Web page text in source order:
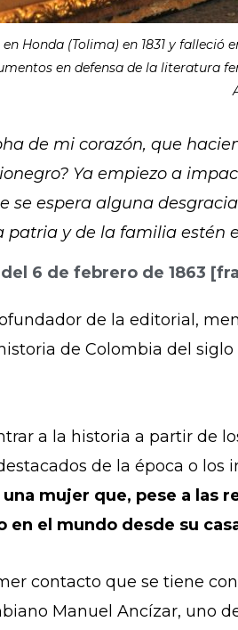
Honda (Tolima) en 1831 y falleció
en defensa de la literatura
de mi corazón, que
Ya empiezo a
se espera alguna
patria y de la familia estén
6 de febrero de 1863
de la editorial,
de Colombia del
a la historia a partir de
de la época o los
una mujer que, pese a las
en el mundo desde su
contacto que se tiene
Manuel Ancízar, uno